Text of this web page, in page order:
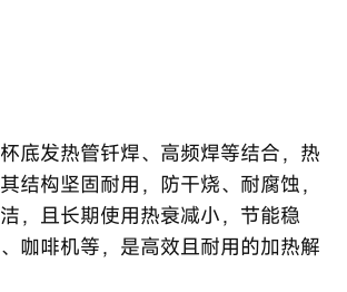
底发热管钎焊、高频焊等结合，热
结构坚固耐用，防干烧、耐腐蚀，
，且长期使用热衰减小，节能稳
咖啡机等，是高效且耐用的加热解